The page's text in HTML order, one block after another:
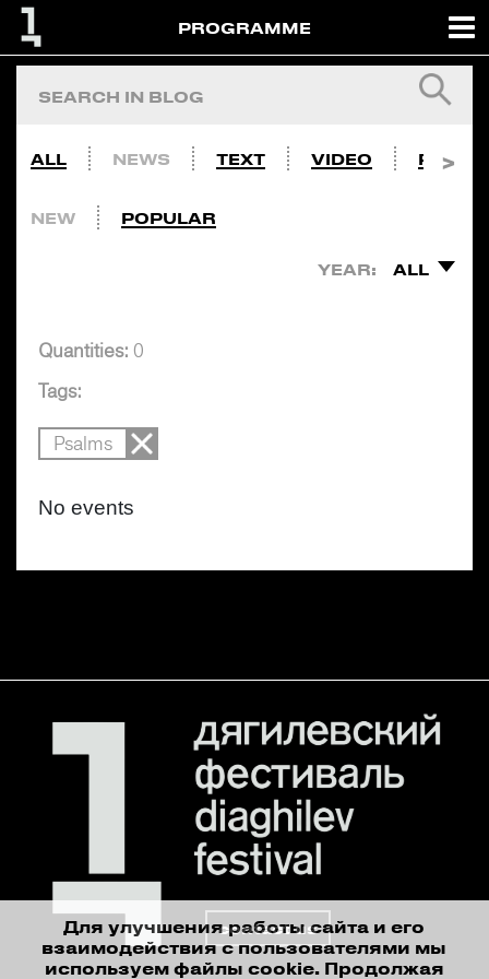
PROGRAMME
ALL NEWS TEXT VIDEO PHOTO
NEW POPULAR
YEAR: ALL
Quantities: 0
Tags:
Psalms
No events
contact us
Для улучшения работы сайта и его
взаимодействия с пользователями мы
используем файлы cookie. Продолжая